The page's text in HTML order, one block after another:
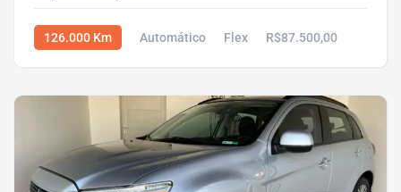
126.000 Km Automático Flex R$87.500,00